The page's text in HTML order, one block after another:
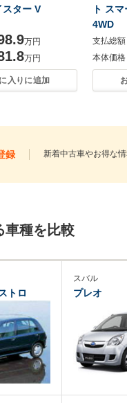
スター V
万円
万円
入りに追加
ト ス
4WD
支払総額
本体価格
録 新着中古車やお得な
車種を比較
トロ
スバル
プレオ